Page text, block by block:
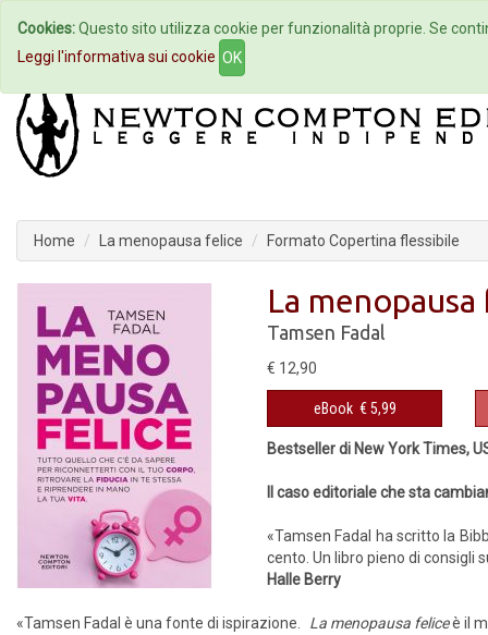
Home Autori Eventi
Home La menopausa felice Formato Copertina flessibile
La
Tamsen Fadal
€ 12,90
eBook € 5,99
Bestseller di New York Times,
Il caso editoriale che sta
«Tamsen Fadal ha scritto la
cento. Un libro pieno di consigli
Halle Berry
«Tamsen Fadal è una fonte di ispirazione. La menopausa feliceè il
Cookies:Questo sito utilizza cookie per funzionalità proprie. Se
Leggi l'informativa sui cookie OK